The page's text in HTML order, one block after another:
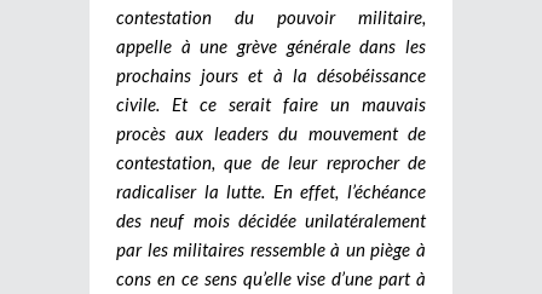
contestation du pouvoir militaire,
appelle à une grève générale dans les
prochains jours et à la désobéissance
civile. Et ce serait faire un mauvais
procès aux leaders du mouvement de
contestation, que de leur reprocher de
radicaliser la lutte. En effet, l’échéance
des neuf mois décidée unilatéralement
par les militaires ressemble à un piège à
cons en ce sens qu’elle vise d’une part à